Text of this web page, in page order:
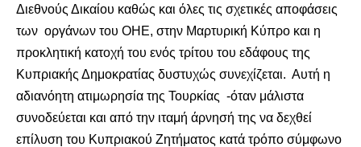
Διεθνούς Δικαίου καθώς και όλες τις σχετικές αποφάσεις
των οργάνων του ΟΗΕ, στην Μαρτυρική Κύπρο και η
προκλητική κατοχή του ενός τρίτου του εδάφους της
Κυπριακής Δημοκρατίας δυστυχώς συνεχίζεται. Αυτή η
αδιανόητη ατιμωρησία της Τουρκίας -όταν μάλιστα
συνοδεύεται και από την ιταμή άρνησή της να δεχθεί
επίλυση του Κυπριακού Ζητήματος κατά τρόπο σύμφωνο